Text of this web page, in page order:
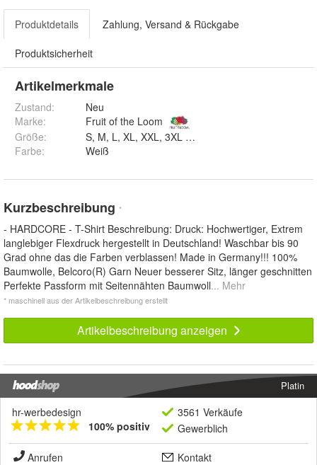
Produktdetails Zahlung, Versand & Rückgabe
Produktsicherheit
Artikelmerkmale
Zustand:
Neu
Marke:
Fruit of the Loom
Größe:
Farbe: Weiß
Kurzbeschreibung *
- HARDCORE - T-Shirt Beschreibung: Druck: Hochwertiger, Extrem
langlebiger Flexdruck hergestellt in Deutschland! Waschbar bis 90
Grad ohne das die Farben verblassen! Made in Germany!!! 100%
Baumwolle, Belcoro(R) Garn Neuer besserer Sitz, länger geschnitten
Perfekte Passform mit Seitennähten Baumwoll... Mehr
* maschinell aus der Artikelbeschreibung erstellt
Artikelbeschreibung anzeigen
Platin
hr-werbedesign
100% positiv
3561 Verkäufe
Gewerblich
Anrufen
Kontakt